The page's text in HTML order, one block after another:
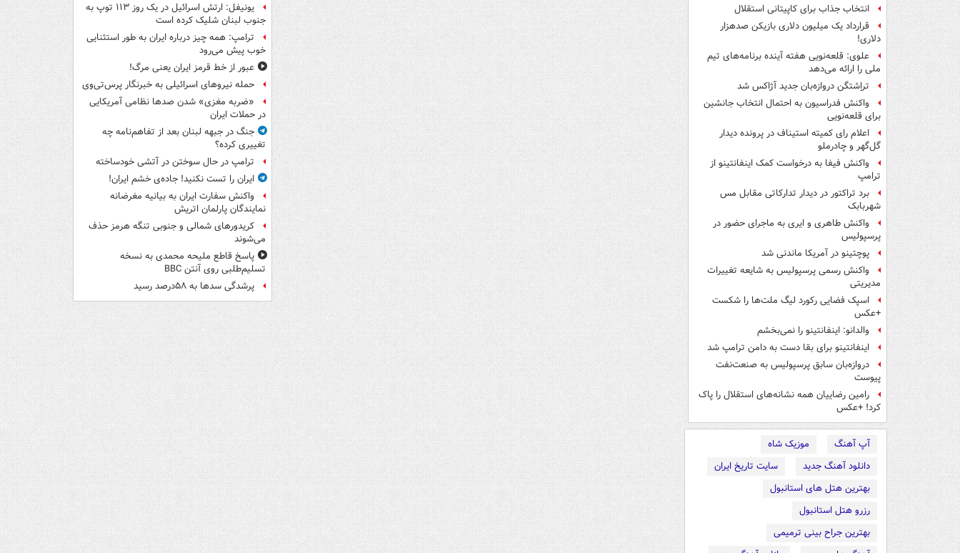
انتخاب جذاب برای کاپیتانی استقلال
قرارداد یک میلیون دلاری بازیکن صدهزار
دلاری!
علوی: قلعه‌نویی هفته آینده برنامه‌های تیم
ملی را ارائه می‌دهد
تراِشتگن دروازه‌بان جدید آژاکس شد
واکنش فدراسیون به احتمال انتخاب جانشین
برای قلعه‌نویی
اعلام رای کمیته استیناف در پرونده دیدار
گل‌گهر و چادرملو
واکنش فیفا به درخواست کمک اینفانتینو از
ترامپ
برد تراکتور در دیدار تدارکاتی مقابل مس
شهربابک
واکنش طاهری و ایری به ماجرای حضور در
پرسپولیس
پوچتینو در آمریکا ماندنی شد
واکنش رسمی پرسپولیس به شایعه تغییرات
مدیریتی
اسپک فضایی رکورد لیگ ملت‌ها را شکست
+عکس
والدانو: اینفانتینو را نمی‌بخشم
اینفانتینو برای بقا دست به دامن ترامپ شد
دروازه‌بان سابق پرسپولیس به صنعت‌نفت
پیوست
رامین رضاییان همه نشانه‌های استقلال را پاک
کرد! +عکس
آپ آهنگ
موزیک شاه
دانلود آهنگ جدید
سایت تاریخ ایران
بهترین هتل های استانبول
رزرو هتل استانبول
بهترین جراح بینی ترمیمی
یونیفل: ارتش اسرائیل در یک روز ۱۱۳ توپ به
جنوب لبنان شلیک کرده است
ترامپ: همه چیز درباره ایران به طور استثنایی
خوب پیش می‌رود
عبور از خط قرمز ایران یعنی مرگ!
حمله نیروهای اسرائیلی به خبرنگار پرس‌تی‌وی
«ضربه مغزی» شدن صدها نظامی آمریکایی
در حملات ایران
جنگ در جبهه لبنان بعد از تفاهم‌نامه چه
تغییری کرده؟
ترامپ در حال سوختن در آتشی خودساخته
ایران را تست نکنید! جاده‌ی خشم ایران!
واکنش سفارت ایران به بیانیه مغرضانه
نمایندگان پارلمان اتریش
کریدورهای شمالی و جنوبی تنگه هرمز حذف
می‌شوند
پاسخ قاطع ملیحه محمدی به نسخه
تسلیم‌طلبی روی آنتن BBC
پرشدگی سدها به ۵۸درصد رسید